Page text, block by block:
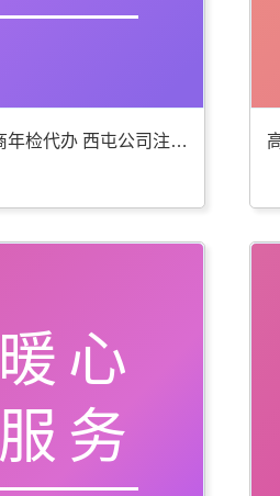
便捷工商年检代办 西屯公司注册服务佳
暖心
服务